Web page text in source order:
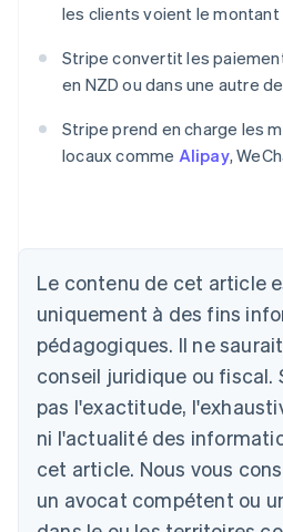
les clients voient le montant
Stripe convertit les
en NZD ou dans une autre
Stripe prend en charge les
locaux comme Alipay,
Le contenu de cet article
uniquement à des fins
pédagogiques. Il ne
conseil juridique ou fiscal.
pas l'exactitude,
ni l'actualité des
cet article. Nous vous
un avocat compétent ou
Australie
English
Autriche
DeutschEnglish
Belgique
Brésil
PortuguêsEnglish
Bulgarie
English
Canada
EnglishFrançais
Chine continentale